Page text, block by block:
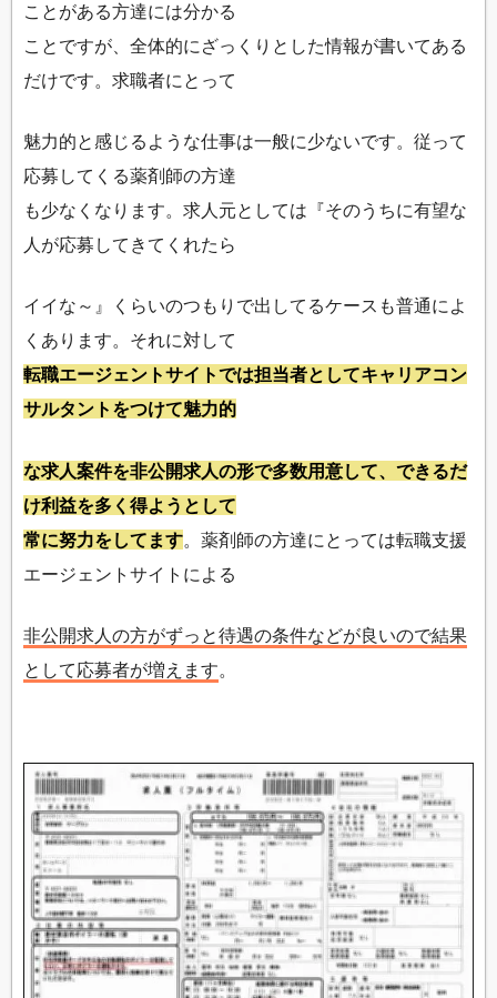
ことがある方達には分かる
ことですが、全体的にざっくりとした情報が書いてある
だけです。求職者にとって
魅力的と感じるような仕事は一般に少ないです。従って
応募してくる薬剤師の方達
も少なくなります。求人元としては『そのうちに有望な
人が応募してきてくれたら
イイな～』くらいのつもりで出してるケースも普通によ
くあります。それに対して
転職エージェントサイトでは担当者としてキャリアコン
サルタントをつけて魅力的
な求人案件を非公開求人の形で多数用意して、できるだ
け利益を多く得ようとして
常に努力をしてます。薬剤師の方達にとっては転職支援
エージェントサイトによる
非公開求人の方がずっと待遇の条件などが良いので結果
として応募者が増えます。